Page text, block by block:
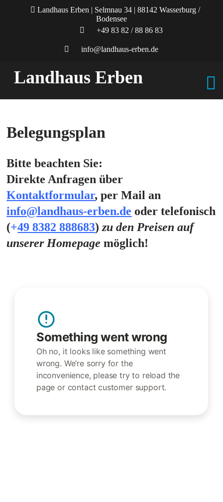
Landhaus Erben | Selmnau 34 | 88142 Wasserburg /
Bodensee
+49 83 82 / 88 86 83
info@landhaus-erben.de
Landhaus Erben
Belegungsplan
Bitte beachten Sie:
Direkte Anfragen über
Kontaktformular, per Mail an
info@landhaus-erben.de oder telefonisch
(+49 8382 888683)zu den Preisen auf
unserer Homepage möglich!